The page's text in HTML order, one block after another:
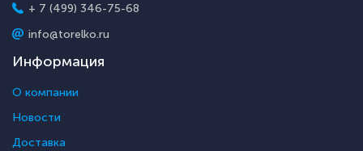
+ 7 (499) 346-75-68
info@torelko.ru
Информация
О компании
Новости
Доставка